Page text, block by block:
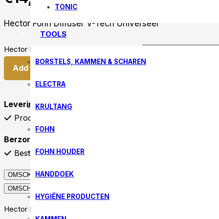
TONIC
TOOLS
BORSTELS, KAMMEN & SCHAREN
ELECTRA
KRULTANG
FOHN
FOHN HOUDER
HANDDOEK
HYGIËNE PRODUCTEN
Hector Föhn Diffuser V-Tech Universeel
Hector Föhn Diffuser Universeel quantity
Add to cart
Levering
Producten die op voorraad zijn worden binnen 48 uur
Berzorgkosten
Bestellingen boven de €50,- worden gratis bezorgd
OMSCHRIJVING
OMSCHRIJVING
Hector Föhn Diffuser V-Tech Universeel